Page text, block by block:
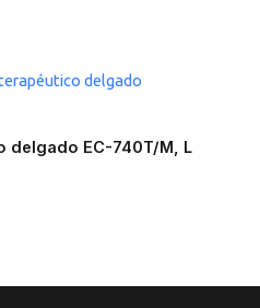
delgado EC-740T/M, L